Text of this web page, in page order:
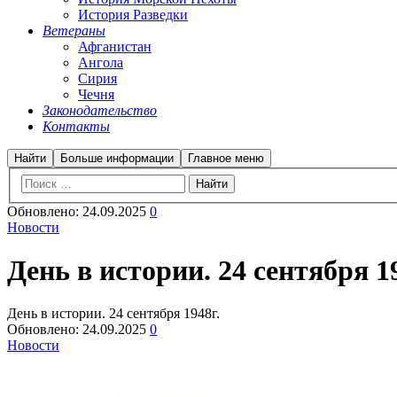
История Разведки
Ветераны
Афганистан
Ангола
Сирия
Чечня
Законодательство
Контакты
Найти Больше информации Главное меню
Обновлено: 24.09.2025 0
Новости
День в истории. 24 сентября
День в истории. 24 сентября 1948г.
Обновлено: 24.09.2025 0
Новости